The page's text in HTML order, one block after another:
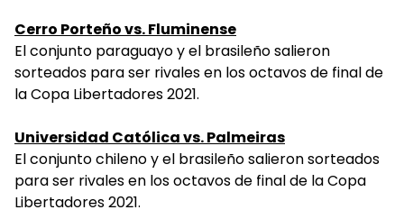
Cerro Porteño vs. Fluminense
El conjunto paraguayo y el brasileño salieron
sorteados para ser rivales en los octavos de final de
la Copa Libertadores 2021.
Universidad Católica vs. Palmeiras
El conjunto chileno y el brasileño salieron sorteados
para ser rivales en los octavos de final de la Copa
Libertadores 2021.